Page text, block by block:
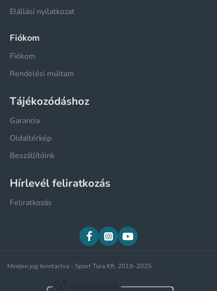
Elállási nyilatkozat
Fiókom
Fiókom
Rendelési múltam
Tájékozódáshoz
Garancia
Oldaltérkép
Beszállítóink
Hírlevél feliratkozás
Feliratkozás
Minden jog fenntartva - Sport Túra Kft. 2019-2025